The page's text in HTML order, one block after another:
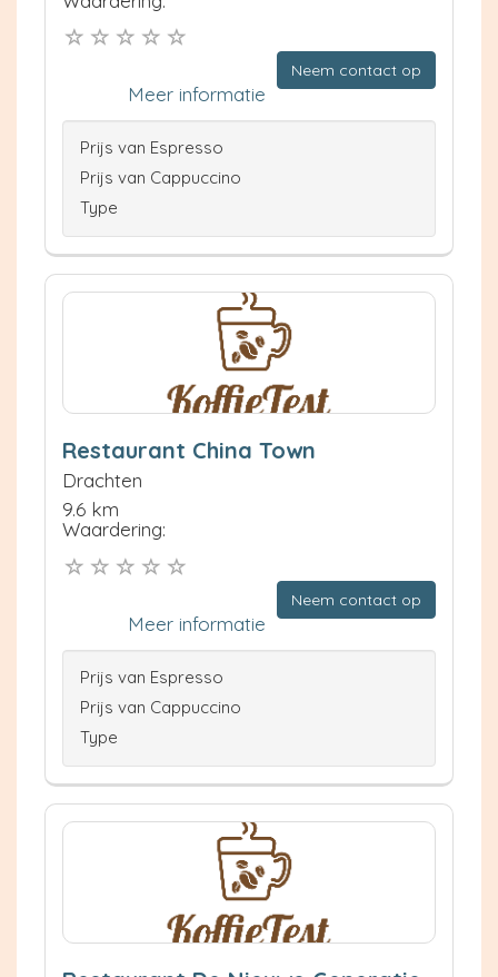
Neem contact op
Meer informatie
Prijs van Espresso
Prijs van Cappuccino
Type
Restaurant China Town
Drachten
9.6 km
Waardering:
Neem contact op
Meer informatie
Prijs van Espresso
Prijs van Cappuccino
Type